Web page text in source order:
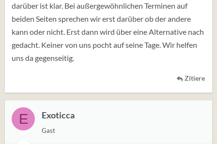
darüber ist klar. Bei außergewöhnlichen Terminen auf
beiden Seiten sprechen wir erst darüber ob der andere
kann oder nicht. Erst dann wird über eine Alternative nach
gedacht. Keiner von uns pocht auf seine Tage. Wir helfen
uns da gegenseitig.
Zitiere
E Exoticca
Gast